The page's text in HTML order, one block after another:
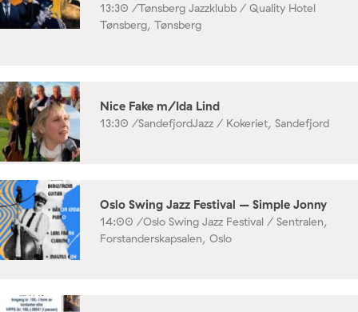
13:30 /Tønsberg Jazzklubb / Quality Hotel
Tønsberg, Tønsberg
Nice Fake m/Ida Lind
13:30 /SandefjordJazz / Kokeriet, Sandefjord
Oslo Swing Jazz Festival – Simple Jonny
14:00 /Oslo Swing Jazz Festival / Sentralen,
Forstanderskapsalen, Oslo